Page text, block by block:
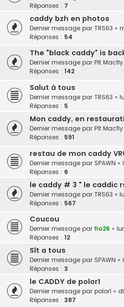
Réponses : 7
caddy bzh en photos
Dernier message par TRS63 «
Réponses : 54
The "black caddy" is
Dernier message par Pit Macfly
Réponses : 142
Salut à tous
Dernier message par TRS63 «
Réponses : 5
Mon caddy, en
Dernier message par Pit Macfly
Réponses : 591
restau de mon caddy
Dernier message par SPAWN «
Réponses : 6
le caddy # 3 " le caddic
Dernier message par TRS63 «
Réponses : 567
Coucou
Dernier message par flo26 «
Réponses : 12
Slt a tous
Dernier message par SPAWN «
Réponses : 3
le CADDY de polor1
Dernier message par polor1 «
Réponses : 387